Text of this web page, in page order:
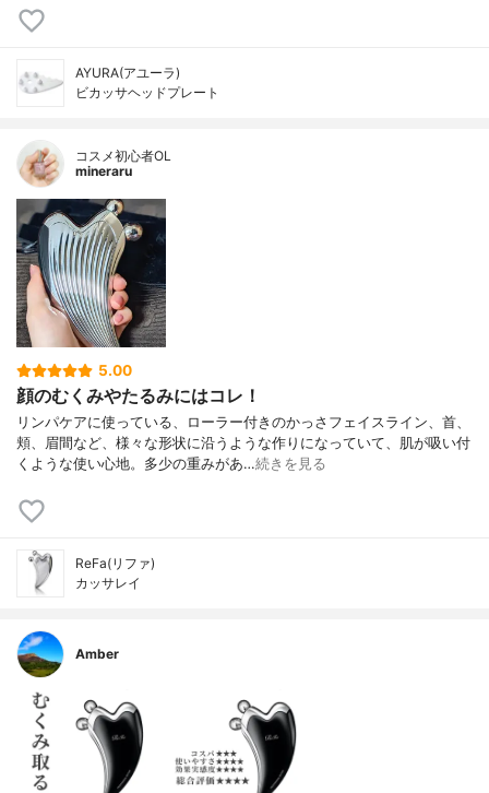
AYURA(アユーラ)
ビカッサヘッドプレート
コスメ初心者OL
mineraru
5.00
顔のむくみやたるみにはコレ！
リンパケアに使っている、ローラー付きのかっさフェイスライン、首、
頬、眉間など、様々な形状に沿うような作りになっていて、肌が吸い付
くような使い心地。多少の重みがあ…続きを見る
ReFa(リファ)
カッサレイ
Amber